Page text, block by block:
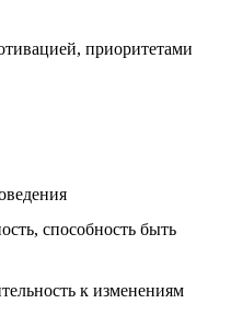
приоритетами
способность быть
к изменениям